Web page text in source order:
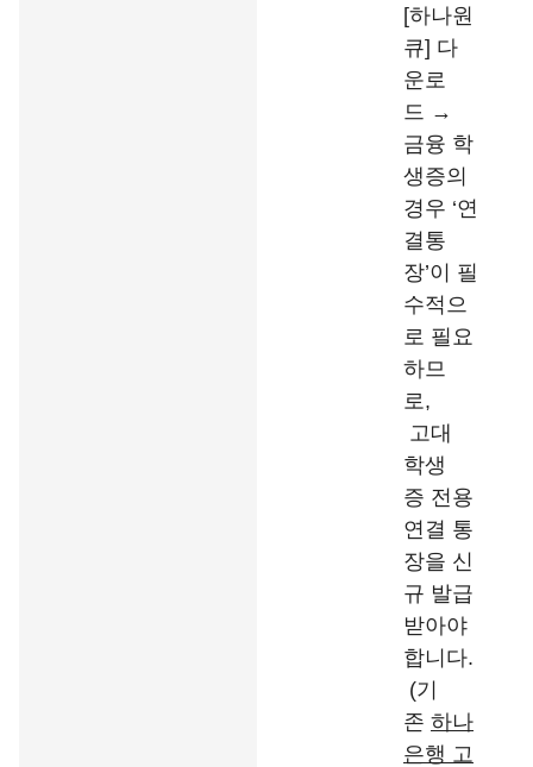
[하나원
큐] 다
운로
드 →
금융 학
생증의
경우 ‘연
결통
장’이 필
수적으
로 필요
하므
로,
고대
학생
증 전용
연결 통
장을 신
규 발급
받아야
합니다.
(기
존 하나
은행 고